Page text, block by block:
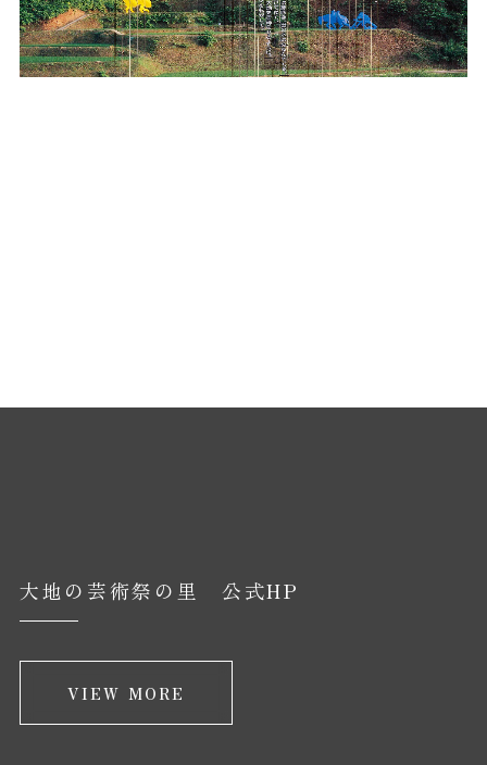
大地の芸術祭の里 公式HP
VIEW MORE